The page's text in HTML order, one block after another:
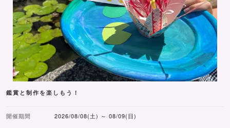
鑑賞と制作を楽しもう！
開催期間 2026/08/08(土) ～ 08/09(日)